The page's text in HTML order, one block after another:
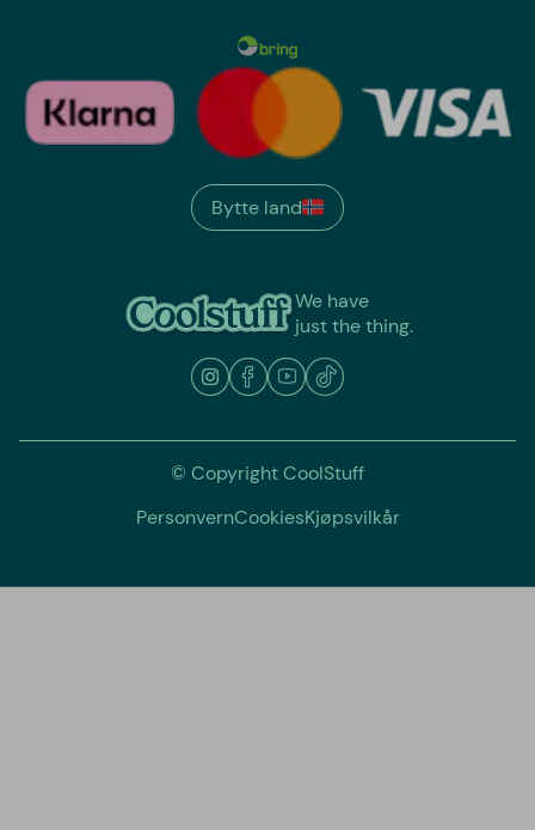
We have
just the thing.
Bytte land
© Copyright CoolStuff
PersonvernCookiesKjøpsvilkår